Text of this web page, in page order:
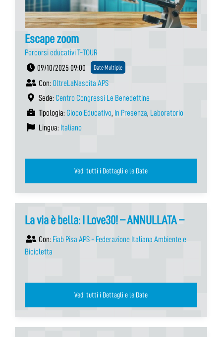
Escape zoom
Percorsi educativi T-TOUR
09/10/2025 09:00
Date Multiple
Con: OltreLaNascita APS
Sede: Centro Congressi Le Benedettine
Tipologia: Gioco Educativo, In Presenza, Laboratorio
Lingua: Italiano
Vedi tutti i Dettagli e le Date
La via è bella: I Love30! – ANNULLATA –
Con: Fiab Pisa APS - Federazione Italiana Ambiente e
Bicicletta
Vedi tutti i Dettagli e le Date